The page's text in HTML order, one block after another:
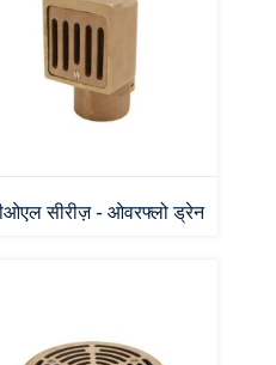
सीरीज़ - ओवरफ्लो ड्रेन